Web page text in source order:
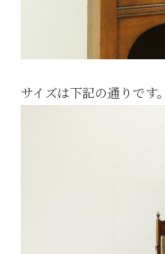
サイズは下記の通りです。